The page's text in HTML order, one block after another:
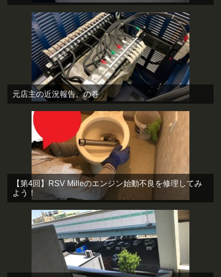
元店主の近況報告。の巻
【第4回】RSV Milleのエンジン始動不良を修理してみ
よう！